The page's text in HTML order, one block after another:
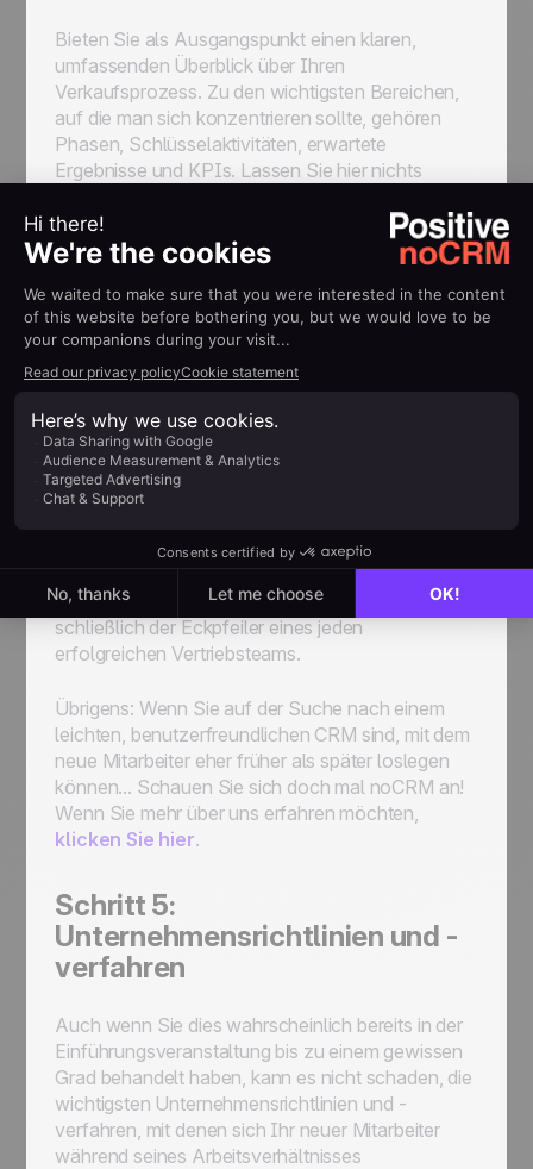
Bieten Sie als Ausgangspunkt einen klaren,
umfassenden Überblick über Ihren
Verkaufsprozess. Zu den wichtigsten Bereichen,
auf die man sich konzentrieren sollte, gehören
Phasen, Schlüsselaktivitäten, erwartete
Ergebnisse und KPIs. Lassen Sie hier nichts
darzulegen, was von ihnen erwartet wird und wie
sie bewertet werden, damit sie selbst genau
CRM-Schulung
Selbst wenn sie Erfahrung mit derselben CRM-
Software haben, die Ihr Unternehmen verwendet,
schadet es nie, einen Auffrischungskurs zu
absolvieren, da die Instanzen desselben
Programms von Unternehmen zu Unternehmen
die Software noch nie benutzt haben, wird sich die
Zeit, die sie in die Einarbeitung in das System
investieren, langfristig auszahlen. CRMs sind
schließlich der Eckpfeiler eines jeden
erfolgreichen Vertriebsteams.
Übrigens: Wenn Sie auf der Suche nach einem
leichten, benutzerfreundlichen CRM sind, mit dem
neue Mitarbeiter eher früher als später loslegen
können... Schauen Sie sich doch mal noCRM an!
Wenn Sie mehr über uns erfahren möchten,
klicken Sie hier.
Schritt 5:
Unternehmensrichtlinien und -
verfahren
Auch wenn Sie dies wahrscheinlich bereits in der
Einführungsveranstaltung bis zu einem gewissen
Grad behandelt haben, kann es nicht schaden, die
wichtigsten Unternehmensrichtlinien und -
verfahren, mit denen sich Ihr neuer Mitarbeiter
während seines Arbeitsverhältnisses